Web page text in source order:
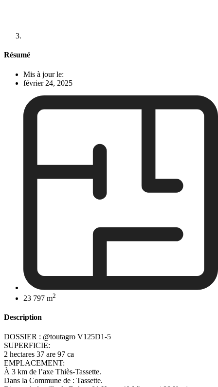
Résumé
Mis à jour le:
février 24, 2025
23 797 m2
Description
DOSSIER : @toutagro V125D1-5
SUPERFICIE:
2 hectares 37 are 97 ca
EMPLACEMENT:
À 3 km de l’axe Thiès-Tassette.
Dans la Commune de : Tassette.